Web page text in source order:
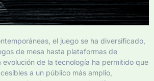
el juego se ha diversificado,
de mesa hasta plataformas de
evolución de la tecnología ha permitido que
a un público más amplio,